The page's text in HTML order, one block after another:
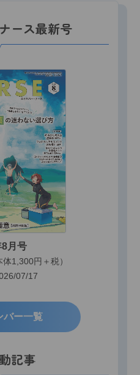
ース最新号
月号
1,300円＋税）
07/17
バー一覧
記事